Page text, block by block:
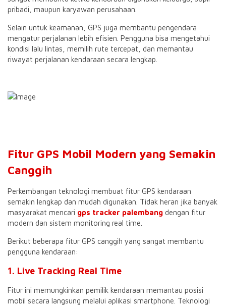
pribadi, maupun karyawan perusahaan.
Selain untuk keamanan, GPS juga membantu pengendara
mengatur perjalanan lebih efisien. Pengguna bisa mengetahui
kondisi lalu lintas, memilih rute tercepat, dan memantau
riwayat perjalanan kendaraan secara lengkap.
Fitur GPS Mobil Modern yang Semakin
Canggih
Perkembangan teknologi membuat fitur GPS kendaraan
semakin lengkap dan mudah digunakan. Tidak heran jika banyak
masyarakat mencari gps tracker palembang dengan fitur
modern dan sistem monitoring real time.
Berikut beberapa fitur GPS canggih yang sangat membantu
pengguna kendaraan:
1. Live Tracking Real Time
Fitur ini memungkinkan pemilik kendaraan memantau posisi
mobil secara langsung melalui aplikasi smartphone. Teknologi